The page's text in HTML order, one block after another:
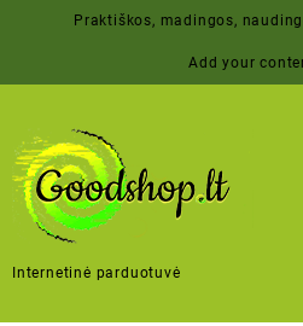
Praktiškos, madingos,
Add your
Internetinė parduotuvė